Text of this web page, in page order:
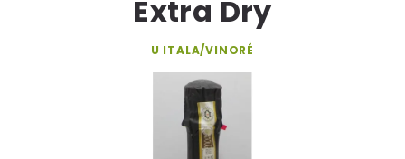
Extra Dry
U ITALA/VINORÉ